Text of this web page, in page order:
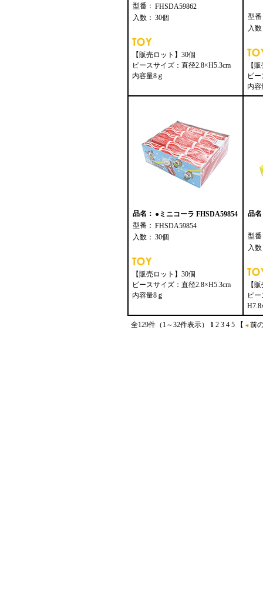
型番： FHSDA59862
入数： 30個
【販売ロット】30個
ピースサイズ：直径2.8×H5.3cm
内容量8ｇ
型
入
【
ピ
内容
品名： ●ミニコーラ FHSDA59854
型番： FHSDA59854
入数： 30個
【販売ロット】30個
ピースサイズ：直径2.8×H5.3cm
内容量8ｇ
品
型
入
【
ピ
全129件（1～32件表示） 1 2 3 4 5 【 前